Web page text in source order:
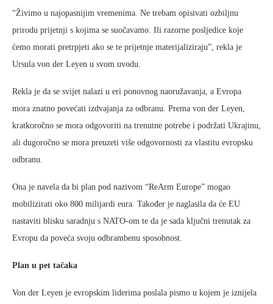
“Živimo u najopasnijim vremenima. Ne trebam opisivati ​​ozbiljnu
prirodu prijetnji s kojima se suočavamo. Ili razorne posljedice koje
ćemo morati pretrpjeti ako se te prijetnje materijaliziraju”, rekla je
Ursula von der Leyen u svom uvodu.
Rekla je da se svijet nalazi u eri ponovnog naoružavanja, a Evropa
mora znatno povećati izdvajanja za odbranu. Prema von der Leyen,
kratkoročno se mora odgovoriti na trenutne potrebe i podržati Ukrajinu,
ali dugoročno se mora preuzeti više odgovornosti za vlastitu evropsku
odbranu.
Ona je navela da bi plan pod nazivom “ReArm Europe” mogao
mobilizirati oko 800 milijardi eura. Također je naglasila da će EU
nastaviti blisku saradnju s NATO-om te da je sada ključni trenutak za
Evropu da poveća svoju odbrambenu sposobnost.
Plan u pet tačaka
Von der Leyen je evropskim liderima poslala pismo u kojem je iznijela